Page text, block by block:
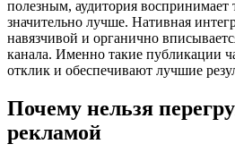
полезным, аудитория воспринимает
значительно лучше. Нативная
навязчивой и органично
канала. Именно такие публикации
отклик и обеспечивают лучшие
Почему нельзя
рекламой